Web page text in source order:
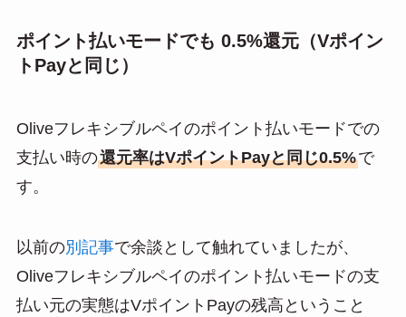
ポイント払いモードでも 0.5%還元（Vポイン
トPayと同じ）
Oliveフレキシブルペイのポイント払いモードでの
支払い時の還元率はVポイントPayと同じ0.5%で
す。
以前の別記事で余談として触れていましたが、
Oliveフレキシブルペイのポイント払いモードの支
払い元の実態はVポイントPayの残高ということ